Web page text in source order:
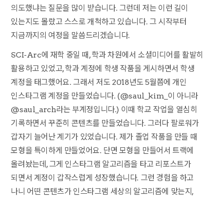
의도했냐는 질문을 많이 받습니다. 그런데 저는 이런 길이
있는지도 몰랐고 스스로 개척하고 있습니다. 그 시작부터
지금까지의 여정을 말씀드리겠습니다.
SCI-Arc에 재학 중일 때, 학과 차원에서 소셜미디어를 활발히
활용하고 있었고, 학과 계정에 학생 작품을 게시하면서 학생
계정을 태그했어요. 그래서 저도 2018년도 5월쯤에 개인
인스타그램 계정을 만들었습니다. (@saul_kim_이 아니라
@saul_arch라는 부계정입니다.) 이때 학교 작업을 열심히
기록하면서 꾸준히 콘텐츠를 만들었습니다. 그러다 팔로워가
갑자기 늘어난 계기가 있었습니다. 제가 졸업 작품을 만들 때
모형을 특이하게 만들었어요. 단면 모형을 만들어서 트랙에
올려놨는데, 그게 인스타그램 알고리즘을 타고 리포스트가
되면서 계정이 갑작스럽게 성장했습니다. 그런 경험을 하고
나니 어떤 콘텐츠가 인스타그램 세상의 알고리즘에 맞는지,